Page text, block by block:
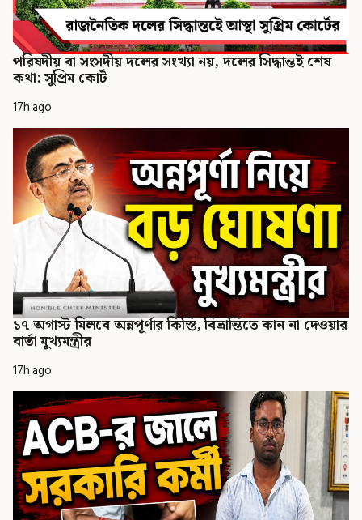
পরিষদীয় বা সংসদীয় দলের সংখ্যা নয়, দলের সিদ্ধান্তই শেষ
কথা: সুপ্রিম কোর্ট
17h ago
১৭ অগাস্ট মিলবে অন্নপূর্ণার কিস্তি, বিভ্রান্তিতে কান না দেওয়ার
বার্তা মুখ্যমন্ত্রীর
17h ago